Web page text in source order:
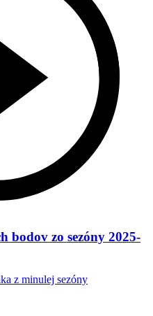
bodov zo sezóny 2025-
z minulej sezóny